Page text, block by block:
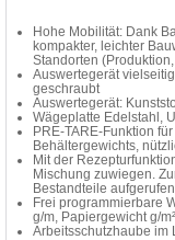
Hohe Mobilität: Dank
kompakter, leichter
Standorten
Auswertegerät
geschraubt
Auswertegerät:
Wägeplatte Edelstahl,
PRE-TARE-Funktion
Behältergewichts,
Mit der
Mischung zuwiegen.
Bestandteile
Frei programmierbare
g/m, Papiergewicht g/
Arbeitsschutzhaube im